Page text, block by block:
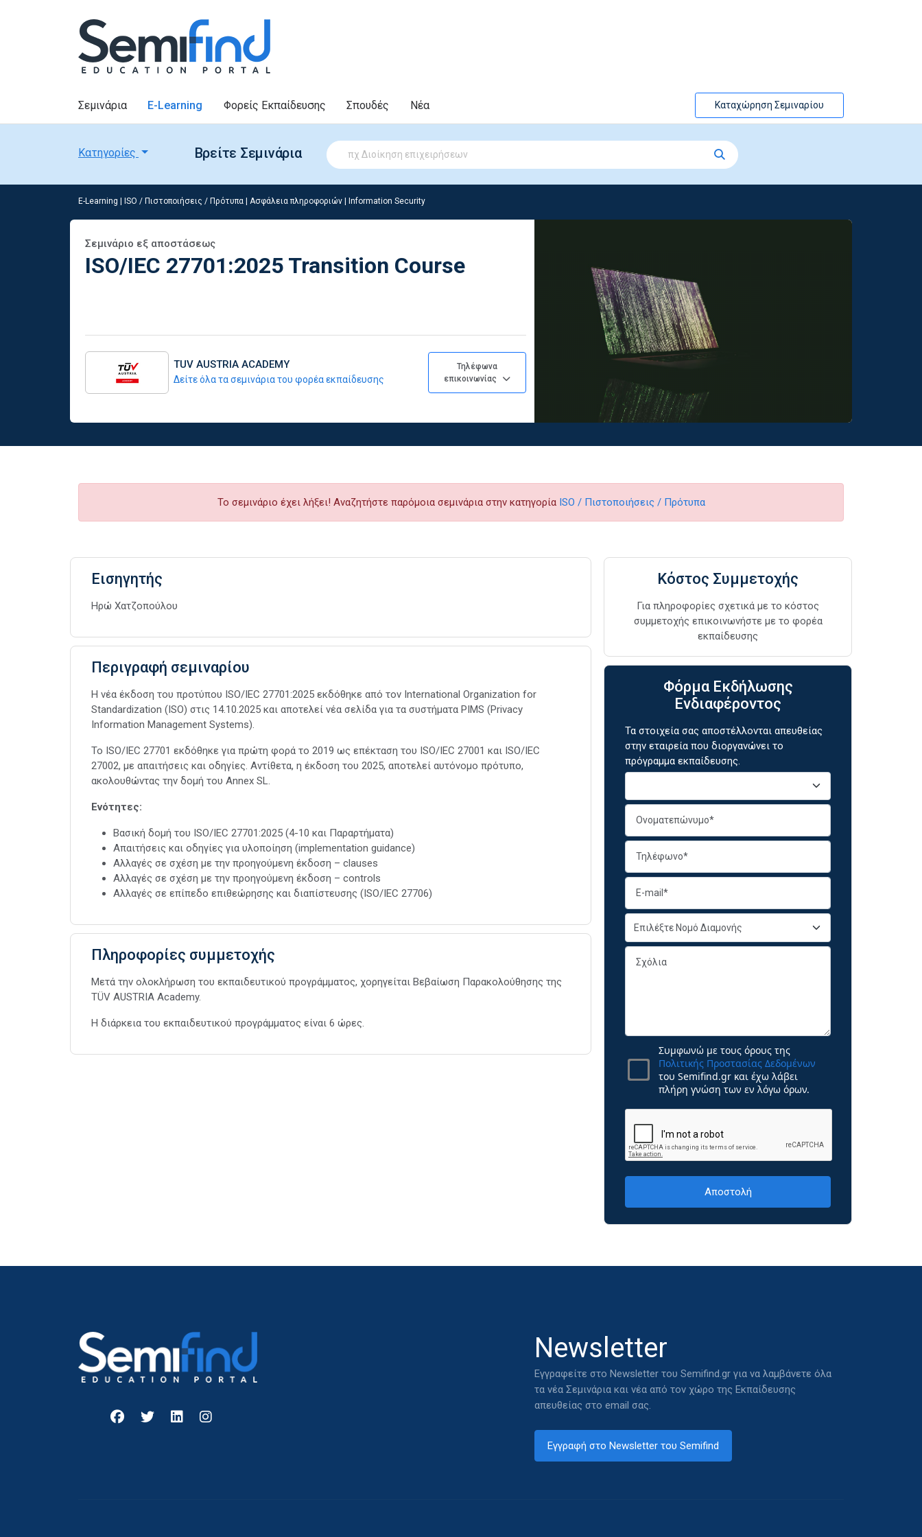
Σεμινάρια E-Learning Φορείς Εκπαίδευσης Σπουδές Νέα Καταχώρηση Σεμιναρίου
Κατηγορίες Βρείτε Σεμινάρια
E-Learning ISO / Πιστοποιήσεις / Πρότυπα Ασφάλεια πληροφοριών | Information Security
Σεμινάριο εξ αποστάσεως
ISO/IEC 27701:2025 Transition Course
TUV AUSTRIA ACADEMY
Δείτε όλα τα σεμινάρια του φορέα εκπαίδευσης
Τηλέφωνα
επικοινωνίας
Το σεμινάριο έχει λήξει! Αναζητήστε παρόμοια σεμινάρια στην κατηγορία ISO / Πιστοποιήσεις / Πρότυπα
Εισηγητής
Ηρώ Χατζοπούλου
Περιγραφή σεμιναρίου
Η νέα έκδοση του προτύπου ISO/IEC 27701:2025 εκδόθηκε από τον International Organization for
Standardization (ISO) στις 14.10.2025 και αποτελεί νέα σελίδα για τα συστήματα PIMS (Privacy
Information Management Systems).
Το ISO/IEC 27701 εκδόθηκε για πρώτη φορά το 2019 ως επέκταση του ISO/IEC 27001 και ISO/IEC
27002, με απαιτήσεις και οδηγίες. Αντίθετα, η έκδοση του 2025, αποτελεί αυτόνομο πρότυπο,
ακολουθώντας την δομή του Annex SL.
Ενότητες:
Βασική δομή του ISO/IEC 27701:2025 (4-10 και Παραρτήματα)
Απαιτήσεις και οδηγίες για υλοποίηση (implementation guidance)
Αλλαγές σε σχέση με την προηγούμενη έκδοση – clauses
Αλλαγές σε σχέση με την προηγούμενη έκδοση – controls
Αλλαγές σε επίπεδο επιθεώρησης και διαπίστευσης (ISO/IEC 27706)
Πληροφορίες συμμετοχής
Μετά την ολοκλήρωση του εκπαιδευτικού προγράμματος, χορηγείται Βεβαίωση Παρακολούθησης της
TÜV AUSTRIA Academy.
Η διάρκεια του εκπαιδευτικού προγράμματος είναι 6 ώρες.
Κόστος Συμμετοχής
Για πληροφορίες σχετικά με το κόστος
συμμετοχής επικοινωνήστε με το φορέα
εκπαίδευσης
Φόρμα Εκδήλωσης
Ενδιαφέροντος
Τα στοιχεία σας αποστέλλονται απευθείας
στην εταιρεία που διοργανώνει το
πρόγραμμα εκπαίδευσης.
Συμφωνώ με τους όρους της
Πολιτικής Προστασίας Δεδομένων
του Semifind.gr και έχω λάβει
πλήρη γνώση των εν λόγω όρων.
Newsletter
Εγγραφείτε στο Newsletter του Semifind.gr για να λαμβάνετε όλα
τα νέα Σεμινάρια και νέα από τον χώρο της Εκπαίδευσης
απευθείας στο email σας.
Εγγραφή στο Newsletter του Semifind